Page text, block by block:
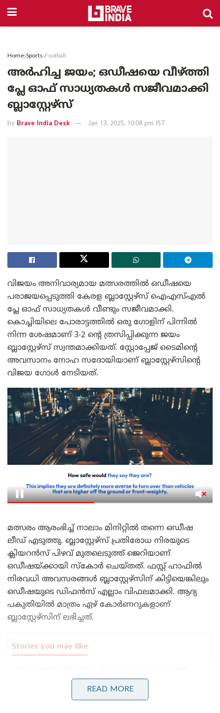
Home Sports Football
അർഹിച്ച ജയം; ഒഡീഷയെ വീഴ്ത്തി
പ്ലേ ഓഫ് സാധ്യതകൾ സജീവമാക്കി
ബ്ലാസ്റ്റേഴ്‌സ്
by Brave India Desk Jan 13, 2025, 10:08 pm IST
വിജയം അനിവാര്യമായ മത്സരത്തിൽ ഒഡീഷയെ
പരാജയപ്പെടുത്തി കേരള ബ്ലാസ്റ്റേഴ്‌സ് ഐഎസ്എൽ
പ്ലേ ഓഫ് സാധ്യതകൾ വീണ്ടും സജീവമാക്കി.
കൊച്ചിയിലെ പോരാട്ടത്തിൽ ഒരു ഗോളിന് പിന്നിൽ
നിന്ന ശേഷമാണ് 3-2 ന്റെ ത്രസിപ്പിക്കുന്ന ജയം
ബ്ലാസ്റ്റേഴ്‌സ് സ്വന്തമാക്കിയത്. സ്റ്റോപ്പേജ് ടൈമിന്റെ
അവസാനം നോഹ സദോയിയാണ് ബ്ലാസ്റ്റേഴ്‌സിന്റെ
വിജയ ഗോൾ നേടിയത്.
മത്സരം ആരംഭിച്ച് നാലാം മിനിറ്റിൽ തന്നെ ഒഡീഷ
ലീഡ് എടുത്തു. ബ്ലാസ്റ്റേഴ്‌സ് പ്രതിരോധ നിരയുടെ
ക്ലിയറൻസ് പിഴവ് മുതലെടുത്ത് ജെറിയാണ്
ഒഡീഷയ്ക്കായി സ്‌കോർ ചെയ്തത്. ഫസ്റ്റ് ഹാഫിൽ
നിരവധി അവസരങ്ങൾ ബ്ലാസ്റ്റേഴ്‌സിന് കിട്ടിയെങ്കിലും
ഒഡീഷയുടെ ഡിഫൻസ് എല്ലാം വിഫലമാക്കി. ആദ്യ
പകുതിയിൽ മാത്രം ഏഴ് കോർണറുകളാണ്
ബ്ലാസ്റ്റേഴ്‌സിന് ലഭിച്ചത്.
Stories you may like
ഗുജറാത്ത് മുഖ്യമന്ത്രി; 2030ൽ അഹമ്മദാബാദ്
ഗ്ലാസ്‌ഗോയിൽ ഇന്ത്യൻ ബോക്സിങ് കരുത്ത്:
READ MORE